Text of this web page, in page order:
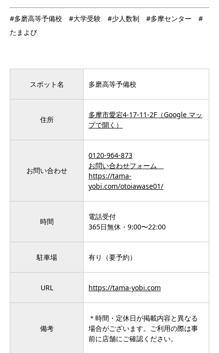
#多磨高等予備校 #大学受験 #少人数制 #多摩センター #
たまよび
スポット名 多磨高等予備校
住所
多摩市愛宕4-17-11-2F（Google マッ
プで開く ）
お問い合わせ
0120-964-873
お問い合わせフォーム
https://tama-
yobi.com/otoiawase01/
時間
電話受付
365日無休・9:00〜22:00
駐車場 有り（要予約）
URL https://tama-yobi.com
備考
＊時間・定休日が掲載内容と異なる
場合がございます。ご利用の際は事
前に店舗にご確認ください。